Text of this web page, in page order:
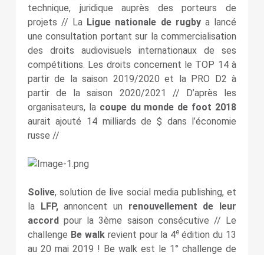
technique, juridique auprès des porteurs de
projets // La Ligue nationale de rugbya lancé
une consultation portant sur la commercialisation
des droits audiovisuels internationaux de ses
compétitions. Les droits concernent le TOP 14 à
partir de la saison 2019/2020 et la PRO D2 à
partir de la saison 2020/2021 // D’après les
organisateurs, lacoupe du monde de foot 2018
aurait ajouté 14 milliards de $ dans l’économie
russe //
Solive, solution de live social media publishing, et
la LFP,annoncent un renouvellement de leur
accordpour la 3ème saison consécutive // Le
challenge Be walkrevient pour la 4e édition du 13
au 20 mai 2019 ! Be walk est le 1° challenge de